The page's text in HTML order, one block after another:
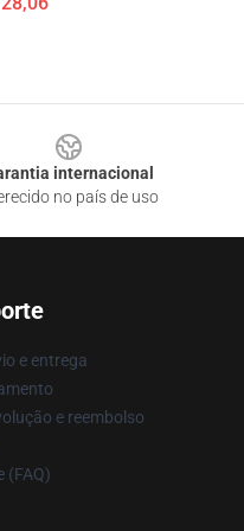
internacional
no país de uso
e entrega
e reembolso
(FAQ)